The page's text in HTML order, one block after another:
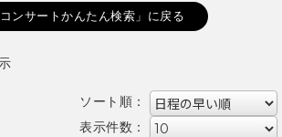
ンサートかんたん検索」に戻る
ソート順：
表示件数：